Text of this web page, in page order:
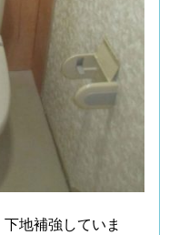
地補強していま